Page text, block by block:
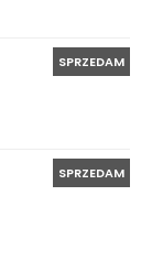
SPRZEDAM
SPRZEDAM